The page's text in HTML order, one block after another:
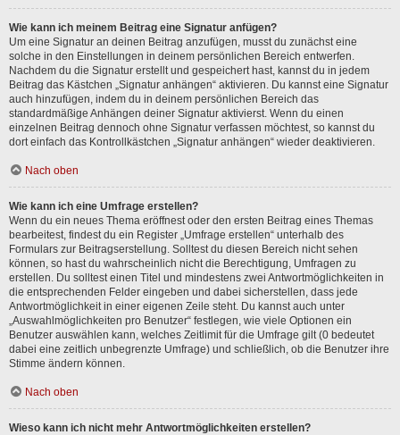
Wie kann ich meinem Beitrag eine Signatur anfügen?
Um eine Signatur an deinen Beitrag anzufügen, musst du zunächst eine
solche in den Einstellungen in deinem persönlichen Bereich entwerfen.
Nachdem du die Signatur erstellt und gespeichert hast, kannst du in jedem
Beitrag das Kästchen „Signatur anhängen“ aktivieren. Du kannst eine Signatur
auch hinzufügen, indem du in deinem persönlichen Bereich das
standardmäßige Anhängen deiner Signatur aktivierst. Wenn du einen
einzelnen Beitrag dennoch ohne Signatur verfassen möchtest, so kannst du
dort einfach das Kontrollkästchen „Signatur anhängen“ wieder deaktivieren.
Nach oben
Wie kann ich eine Umfrage erstellen?
Wenn du ein neues Thema eröffnest oder den ersten Beitrag eines Themas
bearbeitest, findest du ein Register „Umfrage erstellen“ unterhalb des
Formulars zur Beitragserstellung. Solltest du diesen Bereich nicht sehen
können, so hast du wahrscheinlich nicht die Berechtigung, Umfragen zu
erstellen. Du solltest einen Titel und mindestens zwei Antwortmöglichkeiten in
die entsprechenden Felder eingeben und dabei sicherstellen, dass jede
Antwortmöglichkeit in einer eigenen Zeile steht. Du kannst auch unter
„Auswahlmöglichkeiten pro Benutzer“ festlegen, wie viele Optionen ein
Benutzer auswählen kann, welches Zeitlimit für die Umfrage gilt (0 bedeutet
dabei eine zeitlich unbegrenzte Umfrage) und schließlich, ob die Benutzer ihre
Stimme ändern können.
Nach oben
Wieso kann ich nicht mehr Antwortmöglichkeiten erstellen?